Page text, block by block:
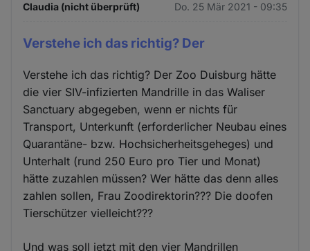
Claudia (nicht überprüft) Do. 25 Mär 2021 - 09:35
Verstehe ich das richtig? Der
Verstehe ich das richtig? Der Zoo Duisburg hätte
die vier SIV-infizierten Mandrille in das Waliser
Sanctuary abgegeben, wenn er nichts für
Transport, Unterkunft (erforderlicher Neubau eines
Quarantäne- bzw. Hochsicherheitsgeheges) und
Unterhalt (rund 250 Euro pro Tier und Monat)
hätte zuzahlen müssen? Wer hätte das denn alles
zahlen sollen, Frau Zoodirektorin??? Die doofen
Tierschützer vielleicht???
Und was soll jetzt mit den vier Mandrillen